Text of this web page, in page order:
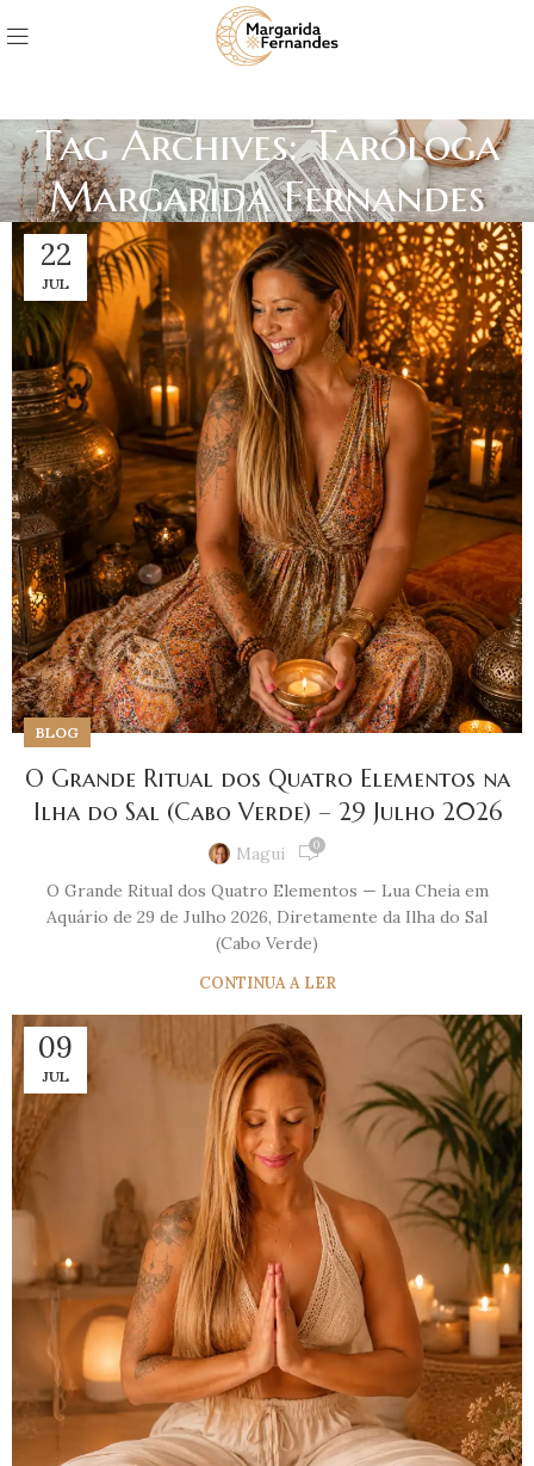
Tag Archives: Taróloga
Margarida Fernandes
22
JUL
BLOG
O Grande Ritual dos Quatro Elementos na
Ilha do Sal (Cabo Verde) – 29 Julho 2026
Magui 0
O Grande Ritual dos Quatro Elementos — Lua Cheia em
Aquário de 29 de Julho 2026, Diretamente da Ilha do Sal
(Cabo Verde)
CONTINUA A LER
09
JUL